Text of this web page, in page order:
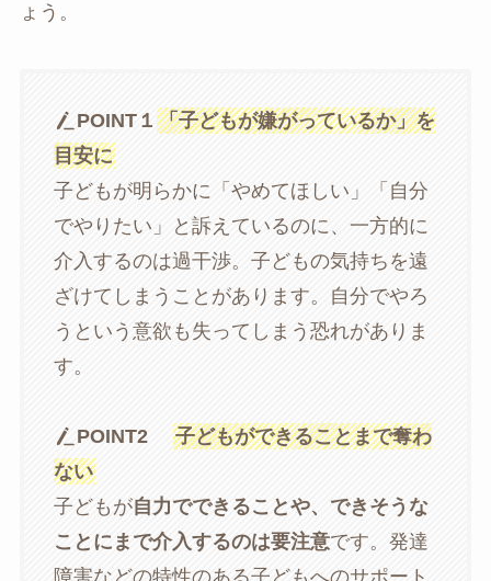
ょう。
POINT１「子どもが嫌がっているか」を
目安に
子どもが明らかに「やめてほしい」「自分
でやりたい」と訴えているのに、一方的に
介入するのは過干渉。子どもの気持ちを遠
ざけてしまうことがあります。自分でやろ
うという意欲も失ってしまう恐れがありま
す。
POINT2子どもができることまで奪わ
ない
子どもが自力でできることや、できそうな
ことにまで介入するのは要注意です。発達
障害などの特性のある子どもへのサポート